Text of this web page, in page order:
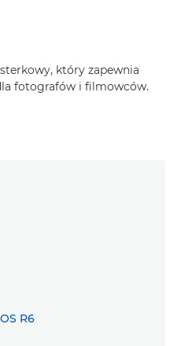
który zapewnia
fotografów i filmowców.